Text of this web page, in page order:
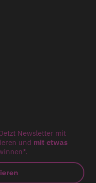
Newsletter mit
und mit etwas